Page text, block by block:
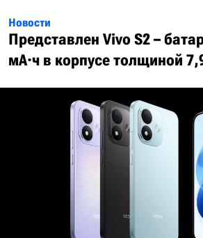
Новости
Представлен Vivo S2 –
мА·ч в корпусе толщиной